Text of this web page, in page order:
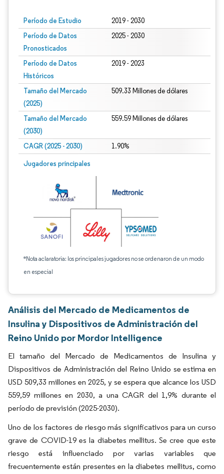
Período de Estudio 2019 - 2030
Período de Datos
Pronosticados
2025 - 2030
Período de Datos
Históricos
2019 - 2023
Tamaño del Mercado
(2025)
509.33 Millones de dólares
Tamaño del Mercado
(2030)
559.59 Millones de dólares
CAGR (2025 - 2030) 1.90%
Jugadores principales
*Nota aclaratoria: los principales jugadores no se ordenaron de un modo
en especial
Análisis del Mercado de Medicamentos de
Insulina y Dispositivos de Administración del
Reino Unido por Mordor Intelligence
El tamaño del Mercado de Medicamentos de Insulina y
Dispositivos de Administración del Reino Unido se estima en
USD 509,33 millones en 2025, y se espera que alcance los USD
559,59 millones en 2030, a una CAGR del 1,9% durante el
período de previsión (2025-2030).
Uno de los factores de riesgo más significativos para un curso
grave de COVID-19 es la diabetes mellitus. Se cree que este
riesgo está influenciado por varias variables que
frecuentemente están presentes en la diabetes mellitus, como